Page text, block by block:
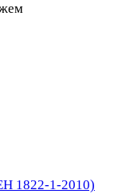
1822-1-2010)